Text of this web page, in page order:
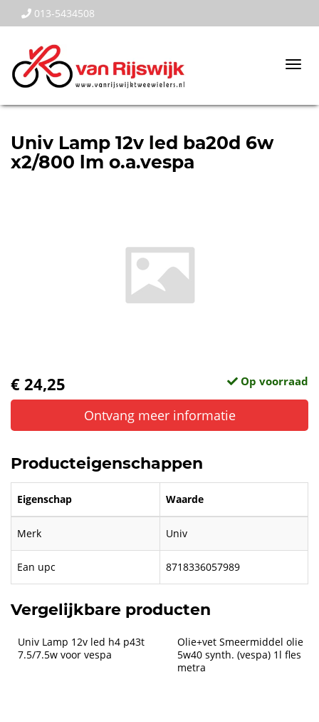
013-5434508
Univ Lamp 12v led ba20d 6w
x2/800 lm o.a.vespa
€ 24,25 Op voorraad
Ontvang meer informatie
Producteigenschappen
Eigenschap Waarde
Merk Univ
Ean upc 8718336057989
Vergelijkbare producten
Univ Lamp 12v led h4 p43t
7.5/7.5w voor vespa
Olie+vet Smeermiddel olie
5w40 synth. (vespa) 1l fles
metra